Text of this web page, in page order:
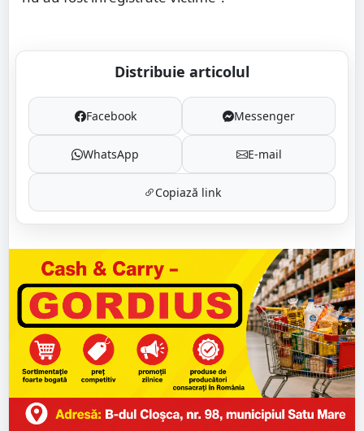
Distribuie articolul
Facebook Messenger
WhatsApp E-mail
Copiază link